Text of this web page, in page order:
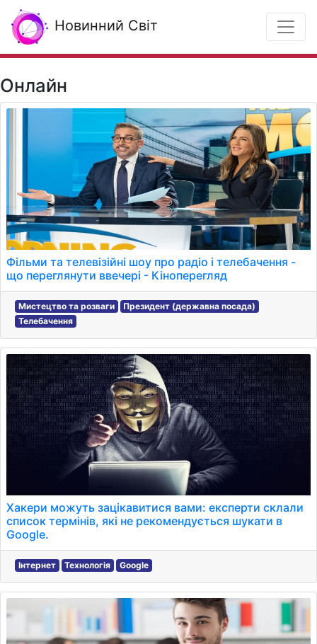
Новинний Світ
Онлайн
Фільми та телевізійні шоу про радіо і телебачення -
що переглянути ввечері - Кіноперегляд
Мистецтво та розваги
Президент (державна посада)
Телебачення
Хакери можуть зацікавитися вами: експерти склали
список термінів, які не рекомендується шукати в
Google.
Інтернет Технологія Google